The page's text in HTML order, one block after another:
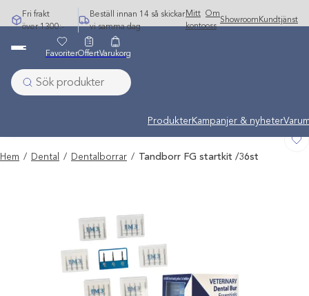
Hoppa
till
Fri frakt
över 1300:-
Beställ innan 14 så skickar
vi samma dag
Mitt
konto
Om
oss
Showroom Kundtjänst
Undermeny stängd: Varumärken
ProdukterKampanjer & nyheter
FavoriterOffertVarukorg
Hem / Dental / Dentalborrar / Tandborr FG startkit /36st